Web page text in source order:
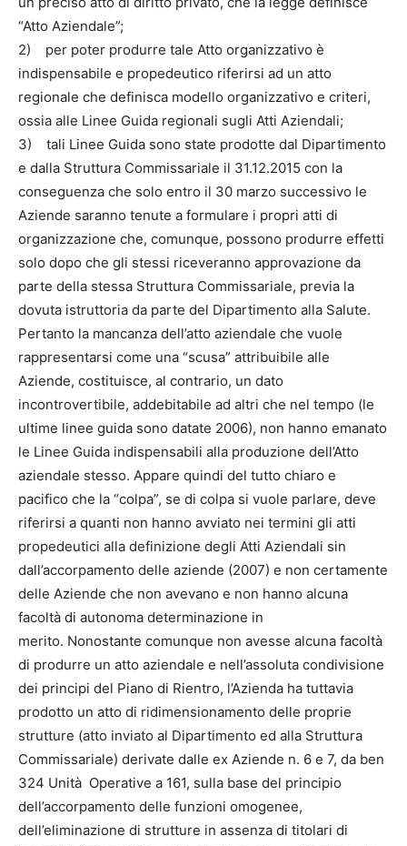
“Atto Aziendale”;
2) per poter produrre tale Atto organizzativo è
indispensabile e propedeutico riferirsi ad un atto
regionale che definisca modello organizzativo e criteri,
ossia alle Linee Guida regionali sugli Atti Aziendali;
3) tali Linee Guida sono state prodotte dal Dipartimento
e dalla Struttura Commissariale il 31.12.2015 con la
conseguenza che solo entro il 30 marzo successivo le
Aziende saranno tenute a formulare i propri atti di
organizzazione che, comunque, possono produrre effetti
solo dopo che gli stessi riceveranno approvazione da
parte della stessa Struttura Commissariale, previa la
dovuta istruttoria da parte del Dipartimento alla Salute.
Pertanto la mancanza dell’atto aziendale che vuole
rappresentarsi come una “scusa” attribuibile alle
Aziende, costituisce, al contrario, un dato
incontrovertibile, addebitabile ad altri che nel tempo (le
ultime linee guida sono datate 2006), non hanno emanato
le Linee Guida indispensabili alla produzione dell’Atto
aziendale stesso. Appare quindi del tutto chiaro e
pacifico che la “colpa”, se di colpa si vuole parlare, deve
riferirsi a quanti non hanno avviato nei termini gli atti
propedeutici alla definizione degli Atti Aziendali sin
dall’accorpamento delle aziende (2007) e non certamente
delle Aziende che non avevano e non hanno alcuna
facoltà di autonoma determinazione in
merito. Nonostante comunque non avesse alcuna facoltà
di produrre un atto aziendale e nell’assoluta condivisione
dei principi del Piano di Rientro, l’Azienda ha tuttavia
prodotto un atto di ridimensionamento delle proprie
strutture (atto inviato al Dipartimento ed alla Struttura
Commissariale) derivate dalle ex Aziende n. 6 e 7, da ben
324 Unità Operative a 161, sulla base del principio
dell’accorpamento delle funzioni omogenee,
dell’eliminazione di strutture in assenza di titolari di